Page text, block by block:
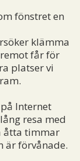
fönstret en
klämma
får för
platser vi
Internet
resa med
åtta timmar
är förvånade.